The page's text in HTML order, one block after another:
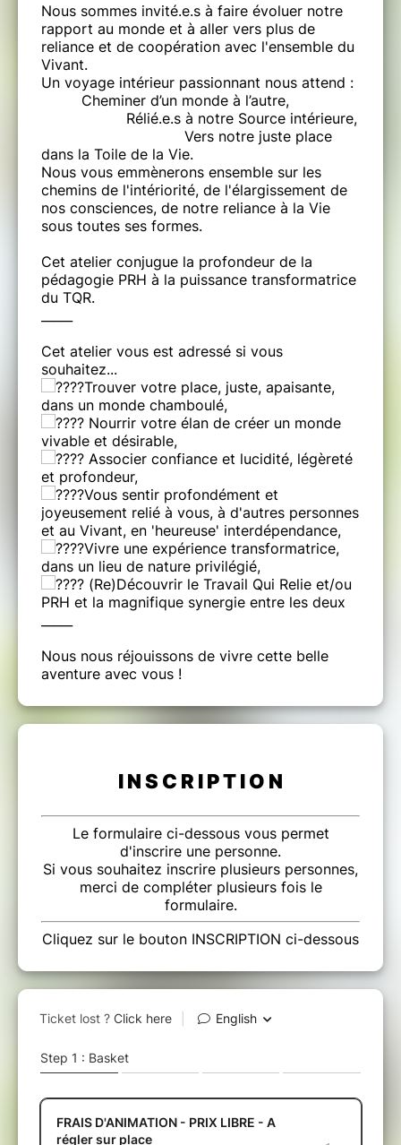
Nous sommes invité.e.s à faire évoluer notre
rapport au monde et à aller vers plus de
reliance et de coopération avec l'ensemble du
Vivant.
Un voyage intérieur passionnant nous attend :
Cheminer d’un monde à l’autre,
Rélié.e.s à notre Source intérieure,
Vers notre juste place
dans la Toile de la Vie.
Nous vous emmènerons ensemble sur les
chemins de l'intériorité, de l'élargissement de
nos consciences, de notre reliance à la Vie
sous toutes ses formes.
Cet atelier conjugue la profondeur de la
pédagogie PRH à la puissance transformatrice
du TQR.
Cet atelier vous est adressé si vous
souhaitez...
Trouver votre place, juste, apaisante,
dans un monde chamboulé,
Nourrir votre élan de créer un monde
vivable et désirable,
Associer confiance et lucidité, légèreté
et profondeur,
Vous sentir profondément et
joyeusement relié à vous, à d'autres personnes
et au Vivant, en 'heureuse' interdépendance,
Vivre une expérience transformatrice,
dans un lieu de nature privilégié,
(Re)Découvrir le Travail Qui Relie et/ou
PRH et la magnifique synergie entre les deux
Nous nous réjouissons de vivre cette belle
aventure avec vous !
I N S C R I P T I O N
Le formulaire ci-dessous vous permet
d'inscrire une personne.
Si vous souhaitez inscrire plusieurs personnes,
merci de compléter plusieurs fois le
formulaire.
Cliquez sur le bouton INSCRIPTION ci-dessous